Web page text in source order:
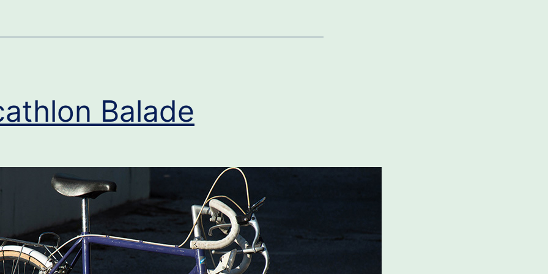
Balade